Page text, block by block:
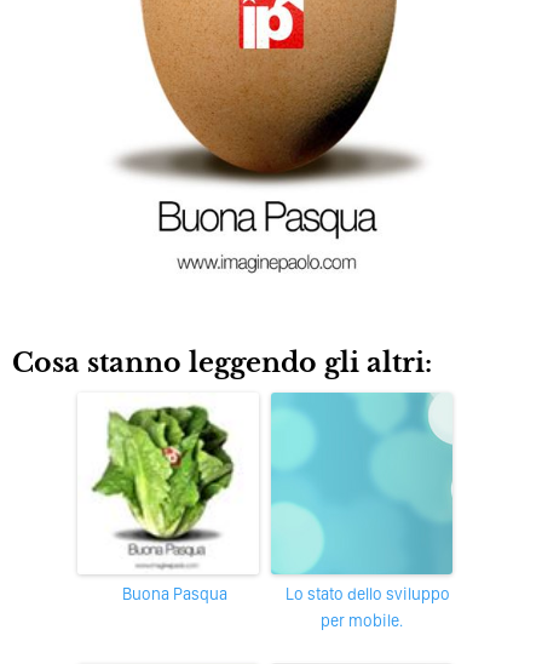
Cosa stanno leggendo gli altri:
Buona Pasqua
Lo stato dello sviluppo
per mobile.